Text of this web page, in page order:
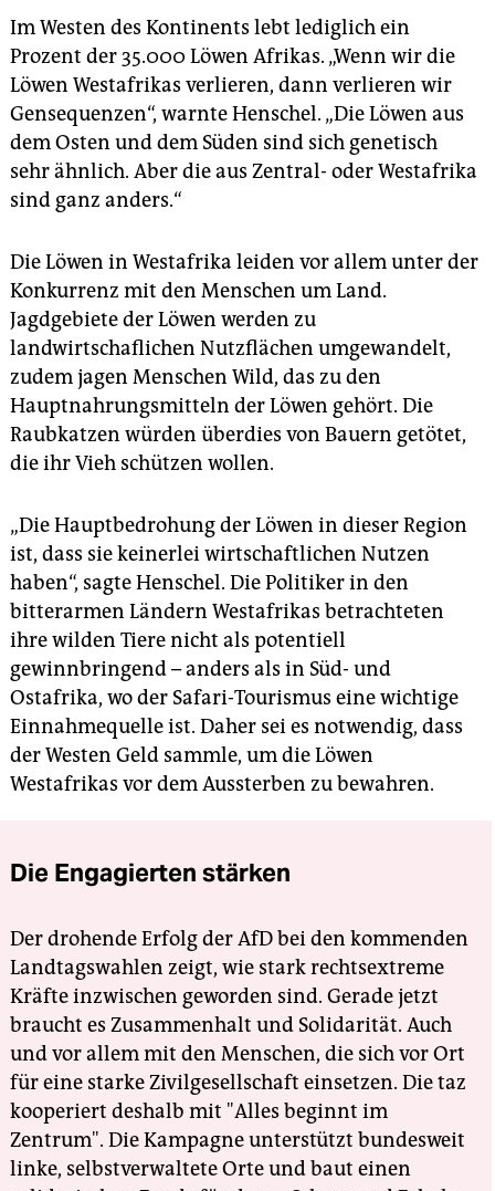
Im Westen des Kontinents lebt lediglich ein
Prozent der 35.000 Löwen Afrikas. „Wenn wir die
Löwen Westafrikas verlieren, dann verlieren wir
Gensequenzen“, warnte Henschel. „Die Löwen aus
dem Osten und dem Süden sind sich genetisch
sehr ähnlich. Aber die aus Zentral- oder Westafrika
sind ganz anders.“
Die Löwen in Westafrika leiden vor allem unter der
Konkurrenz mit den Menschen um Land.
Jagdgebiete der Löwen werden zu
landwirtschaflichen Nutzflächen umgewandelt,
zudem jagen Menschen Wild, das zu den
Hauptnahrungsmitteln der Löwen gehört. Die
Raubkatzen würden überdies von Bauern getötet,
die ihr Vieh schützen wollen.
„Die Hauptbedrohung der Löwen in dieser Region
ist, dass sie keinerlei wirtschaftlichen Nutzen
haben“, sagte Henschel. Die Politiker in den
bitterarmen Ländern Westafrikas betrachteten
ihre wilden Tiere nicht als potentiell
gewinnbringend – anders als in Süd- und
Ostafrika, wo der Safari-Tourismus eine wichtige
Einnahmequelle ist. Daher sei es notwendig, dass
der Westen Geld sammle, um die Löwen
Westafrikas vor dem Aussterben zu bewahren.
Die Engagierten stärken
Der drohende Erfolg der AfD bei den kommenden
Landtagswahlen zeigt, wie stark rechtsextreme
Kräfte inzwischen geworden sind. Gerade jetzt
braucht es Zusammenhalt und Solidarität. Auch
und vor allem mit den Menschen, die sich vor Ort
für eine starke Zivilgesellschaft einsetzen. Die taz
kooperiert deshalb mit "Alles beginnt im
Zentrum". Die Kampagne unterstützt bundesweit
linke, selbstverwaltete Orte und baut einen